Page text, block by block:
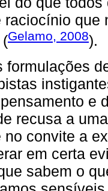
raciocínio que
Gelamo, 2008).
formulações
e
recusa a
no convite a
em certa
sabem o